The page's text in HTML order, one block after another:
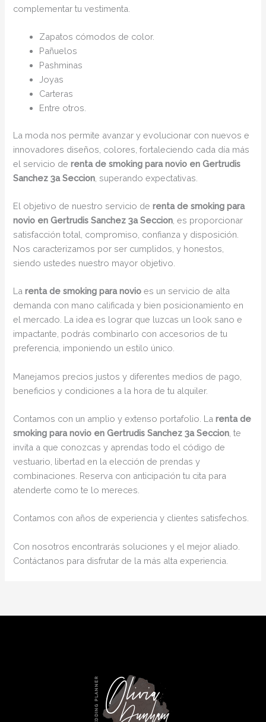
complementar tu vestimenta.
Zapatos cómodos de color.
Pañuelos
Pashminas
Joyas
Carteras
Entre otros.
La moda nos permite avanzar y evolucionar con nuevos e
innovadores diseños, colores, fortaleciendo cada día más
el servicio derenta de smoking para novio en Gertrudis
Sanchez 3a Seccion , superando expectativas.
El objetivo de nuestro servicio derenta de smoking para
novio en Gertrudis Sanchez 3a Seccion , es proporcionar
satisfacción total, compromiso, confianza y disposición.
Nos caracterizamos por ser cumplidos, y honestos,
siendo ustedes nuestro mayor objetivo.
Larenta de smoking para novioes un servicio de alta
demanda con mano calificada y bien posicionamiento en
el mercado. La idea es lograr que luzcas un look sano e
impactante, podrás combinarlo con accesorios de tu
preferencia, imponiendo un estilo único.
Manejamos precios justos y diferentes medios de pago,
beneficios y condiciones a la hora de tu alquiler.
Contamos con un amplio y extenso portafolio. Larenta de
smoking para novio en Gertrudis Sanchez 3a Seccion , te
invita a que conozcas y aprendas todo el código de
vestuario, libertad en la elección de prendas y
combinaciones. Reserva con anticipación tu cita para
atenderte como te lo mereces.
Contamos con años de experiencia y clientes satisfechos.
Con nosotros encontrarás soluciones y el mejor aliado.
Contáctanos para disfrutar de la más alta experiencia.